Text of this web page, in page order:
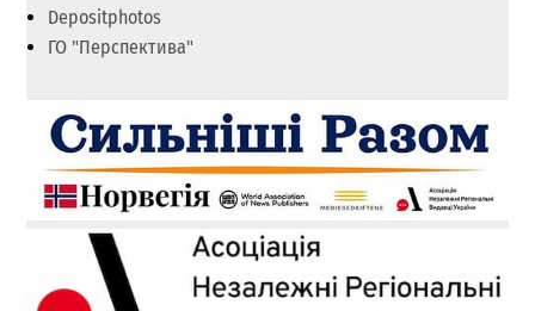
Depositphotos
ГО "Перспектива"